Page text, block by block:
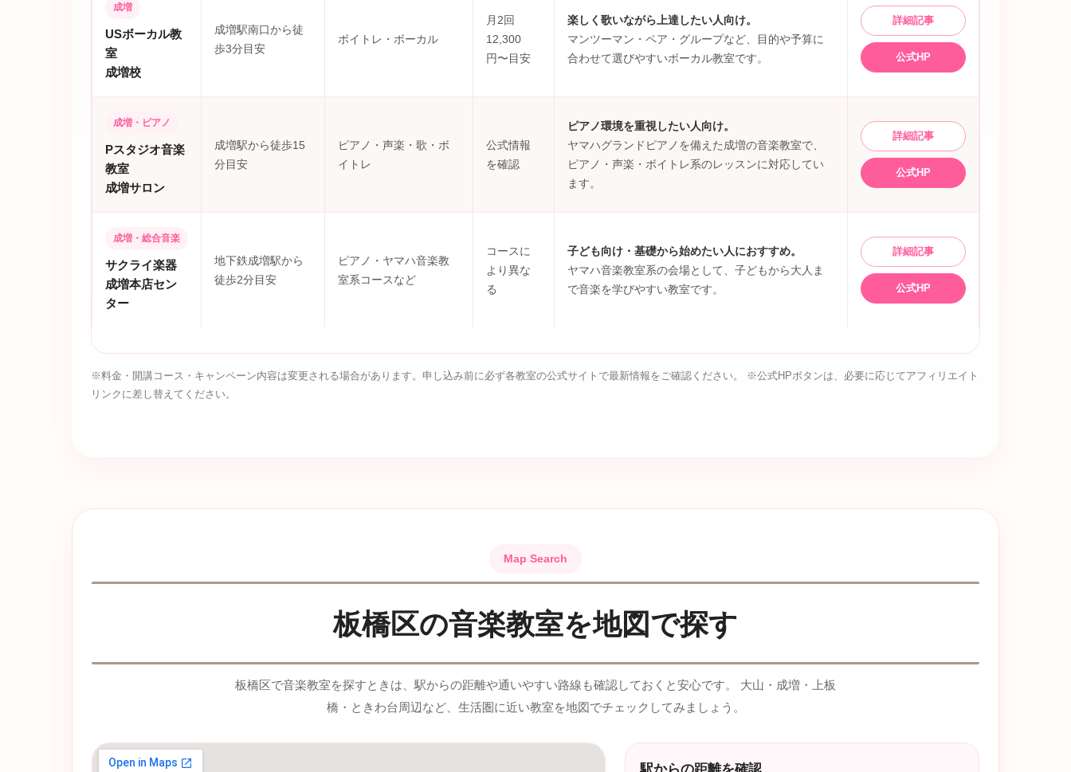
成増
USボーカル教
室
成増校
成増駅南口から徒
歩3分目安
ボイトレ・ボーカル
月2回
12,300
円〜目安
楽しく歌いながら上達したい人向け。
マンツーマン・ペア・グループなど、目的や予算に
合わせて選びやすいボーカル教室です。
詳細記事
公式HP
成増・ピアノ
Pスタジオ音楽
教室
成増サロン
成増駅から徒歩15
分目安
ピアノ・声楽・歌・ボ
イトレ
公式情報
を確認
ピアノ環境を重視したい人向け。
ヤマハグランドピアノを備えた成増の音楽教室で、
ピアノ・声楽・ボイトレ系のレッスンに対応してい
ます。
詳細記事
公式HP
成増・総合音楽
サクライ楽器
成増本店セン
ター
地下鉄成増駅から
徒歩2分目安
ピアノ・ヤマハ音楽教
室系コースなど
コースに
より異な
る
子ども向け・基礎から始めたい人におすすめ。
ヤマハ音楽教室系の会場として、子どもから大人ま
で音楽を学びやすい教室です。
詳細記事
公式HP
※料金・開講コース・キャンペーン内容は変更される場合があります。申し込み前に必ず各教室の公式サイトで最新情報をご確認ください。 ※公式HPボタンは、必要に応じてアフィリエイト
リンクに差し替えてください。
Map Search
板橋区の音楽教室を地図で探す
板橋区で音楽教室を探すときは、駅からの距離や通いやすい路線も確認しておくと安心です。 大山・成増・上板
橋・ときわ台周辺など、生活圏に近い教室を地図でチェックしてみましょう。